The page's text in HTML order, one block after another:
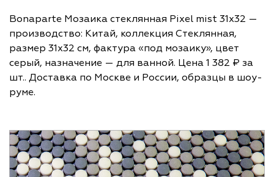
Bonaparte Мозаика стеклянная Pixel mist 31x32 —
производство: Китай, коллекция Стеклянная,
размер 31х32 см, фактура «под мозаику», цвет
серый, назначение — для ванной. Цена 1 382 ₽ за
шт.. Доставка по Москве и России, образцы в шоу-
руме.